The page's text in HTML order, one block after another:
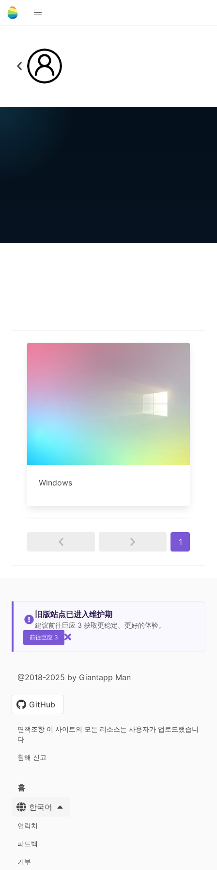
Windows
1
旧版站点已进入维护期
建议前往巨应 3 获取更稳定、更好的体验。
前往巨应 3
@2018-2025 by Giantapp Man
GitHub
면책조항 이 사이트의 모든 리소스는 사용자가 업로드했습니
다
침해 신고
홈
한국어
연락처
피드백
기부